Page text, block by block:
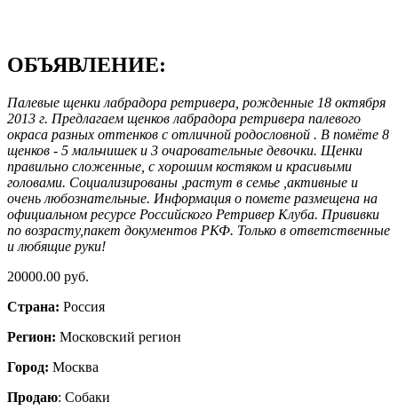
ОБЪЯВЛЕНИЕ:
Палевые щенки лабрадора ретривера, рожденные 18 октября
2013 г. Предлагаем щенков лабрадора ретривера палевого
окраса разных оттенков с отличной родословной . В помёте 8
щенков - 5 мальчишек и 3 очаровательные девочки. Щенки
правильно сложенные, с хорошим костяком и красивыми
головами. Социализированы ,растут в семье ,активные и
очень любознательные. Информация о помете размещена на
официальном ресурсе Российского Ретривер Клуба. Прививки
по возрасту,пакет документов РКФ. Только в ответственные
и любящие руки!
20000.00 руб.
Страна: Россия
Регион: Московский регион
Город: Москва
Продаю: Собаки